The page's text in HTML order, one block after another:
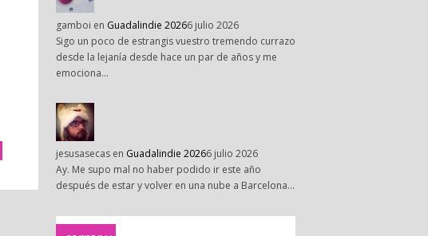
gamboi en Guadalindie 20266 julio 2026
Sigo un poco de estrangis vuestro tremendo currazo
desde la lejanía desde hace un par de años y me
emociona…
jesusasecas en Guadalindie 20266 julio 2026
Ay. Me supo mal no haber podido ir este año
después de estar y volver en una nube a Barcelona…